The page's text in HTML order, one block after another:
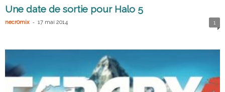
Une date de sortie pour Halo 5
necr0mix - 17 mai 2014 1